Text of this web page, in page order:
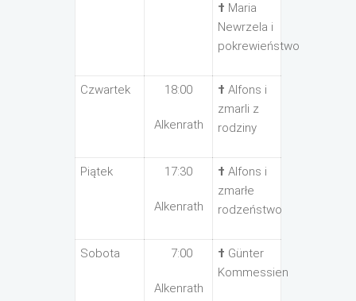
† Maria
Newrzela i
pokrewieństwo
Czwartek 18:00
Alkenrath
† Alfons i
zmarli z
rodziny
Piątek 17:30
Alkenrath
† Alfons i
zmarłe
rodzeństwo
Sobota 7:00
Alkenrath
† Günter
Kommessien